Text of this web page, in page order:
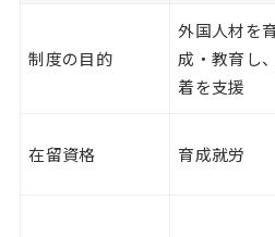
制度の目的
外国人材を
成・教育し
着を支援
在留資格 育成就労